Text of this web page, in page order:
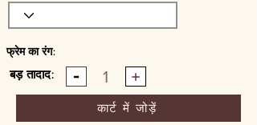
फ्रेम का रंग:
बड़ तादाद: 1
कार्ट में जोड़ें